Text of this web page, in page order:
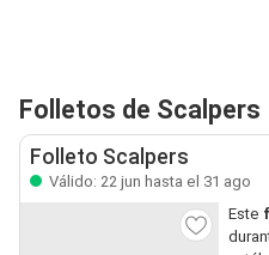
Folletos de Scalpers
Folleto Scalpers
Válido: 22 jun hasta el 31 ago
Este